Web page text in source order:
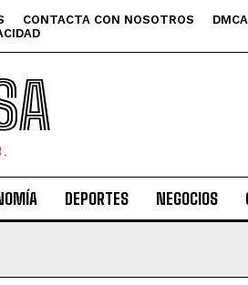
CONTACTA CON NOSOTROS DMCA
DEPORTES NEGOCIOS